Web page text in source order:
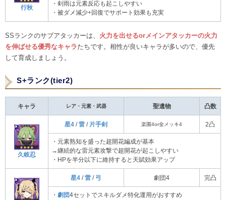
行秋
・剣雨は元素反応も起こしやすい
・被ダメ減少+回復でサポート効果も充実
SSランクのサブアタッカーは、 火力を出せるorメインアタッカーの火力
を伸ばせる優秀なキャラたちです。相性が良いキャラが多いので、優先
して育成しましょう。
S+ランク(tier2)
キャラ レア・元素・武器 聖遺物 凸数
久岐忍
星4 /雷 / 片手剣 楽園4or金メッキ4 2凸
・元素熟知を盛った超開花編成が基本
→継続的な雷元素攻撃で超開花が起こしやすい
・HPを半分以下に維持すると天賦効果アップ
星4 /雷 / 弓 劇団4 完凸
・ 劇団4セットでスキルダメ特化運用がおすすめ